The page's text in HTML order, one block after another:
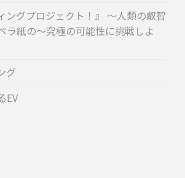
ングプロジェクト！』 〜人類の叡智
ラ紙の〜究極の可能性に挑戦しよ
グ
EV